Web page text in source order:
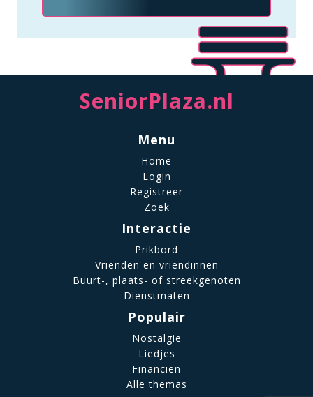
SeniorPlaza.nl
Menu
Home
Login
Registreer
Zoek
Interactie
Prikbord
Vrienden en vriendinnen
Buurt-, plaats- of streekgenoten
Dienstmaten
Populair
Nostalgie
Liedjes
Financiën
Alle themas